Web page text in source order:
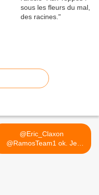
@Eric_Claxon
@RamosTeam1 ok. Je
comprends mieux.... >